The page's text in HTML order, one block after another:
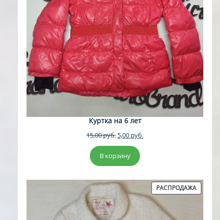
Куртка на 6 лет
15,00руб. Первоначальная
цена
составляла
15,00 руб..
5,00 руб.Текущая
В корзину
РАСПРОДАЖА
ТОВАР